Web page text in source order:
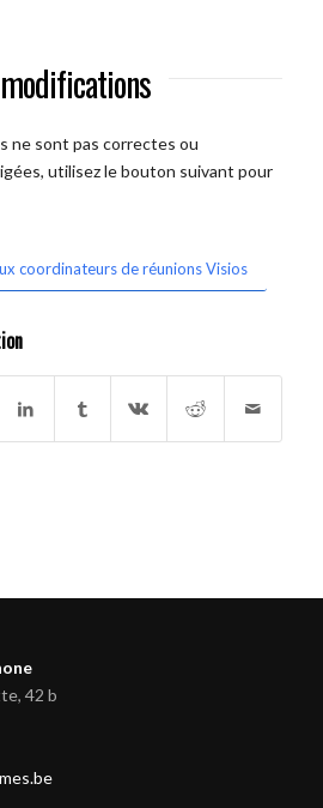
ne sont pas correctes ou
utilisez le bouton suivant pour
coordinateurs de réunions Visios
42 b